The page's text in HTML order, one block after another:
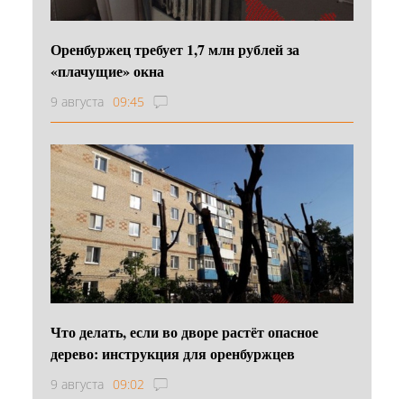
Оренбуржец требует 1,7 млн рублей за
«плачущие» окна
9 августа 09:45
Что делать, если во дворе растёт опасное
дерево: инструкция для оренбуржцев
9 августа 09:02